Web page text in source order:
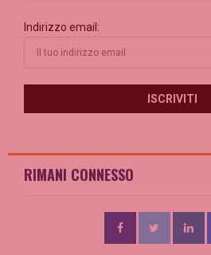
Indirizzo email:
RIMANI CONNESSO